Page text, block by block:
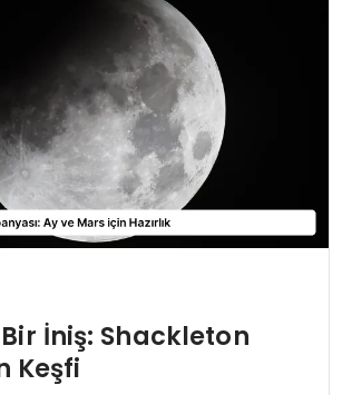
İniş: Shackleton
Keşfi